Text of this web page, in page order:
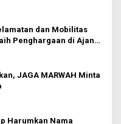
dan Mobilitas
Penghargaan di Ajang
2026
JAGA MARWAH Minta
Harumkan Nama